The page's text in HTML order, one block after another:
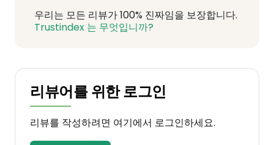
우리는 모든 리뷰가 100% 진짜임을 보장합니다.
Trustindex 는 무엇입니까?
리뷰어를 위한 로그인
리뷰를 작성하려면 여기에서 로그인하세요.